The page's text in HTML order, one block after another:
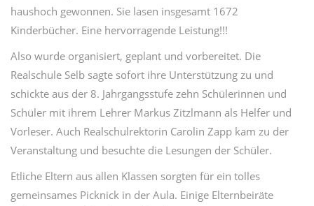
haushoch gewonnen. Sie lasen insgesamt 1672
Kinderbücher. Eine hervorragende Leistung!!!
Also wurde organisiert, geplant und vorbereitet. Die
Realschule Selb sagte sofort ihre Unterstützung zu und
schickte aus der 8. Jahrgangsstufe zehn Schülerinnen und
Schüler mit ihrem Lehrer Markus Zitzlmann als Helfer und
Vorleser. Auch Realschulrektorin Carolin Zapp kam zu der
Veranstaltung und besuchte die Lesungen der Schüler.
Etliche Eltern aus allen Klassen sorgten für ein tolles
gemeinsames Picknick in der Aula. Einige Elternbeiräte